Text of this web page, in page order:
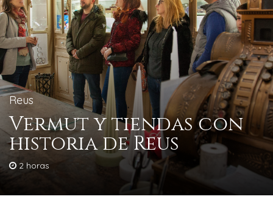
Reus
Vermut y tiendas con
historia de Reus
2 horas